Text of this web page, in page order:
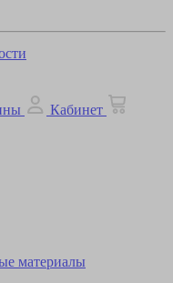
Кабинет
материалы